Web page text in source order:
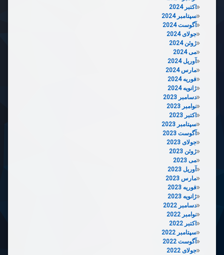
اکتبر 2024
سپتامبر 2024
آگوست 2024
جولای 2024
ژوئن 2024
می 2024
آوریل 2024
مارس 2024
فوریه 2024
ژانویه 2024
دسامبر 2023
نوامبر 2023
اکتبر 2023
سپتامبر 2023
آگوست 2023
جولای 2023
ژوئن 2023
می 2023
آوریل 2023
مارس 2023
فوریه 2023
ژانویه 2023
دسامبر 2022
نوامبر 2022
اکتبر 2022
سپتامبر 2022
آگوست 2022
جولای 2022